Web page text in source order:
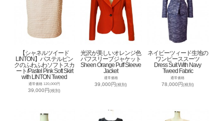
【シャネルツイード
LINTON】パステルピン
クのふわふわソフトスカ
ート/Pastel Pink Soft Skirt
with LINTON Tweed
通常価格 120,000円
39,000円(税別)
光沢が美しいオレンジ色
パフスリーブジャケット
Sheen Orange Puff Sleeve
Jacket
通常価格
39,000円(税別)
ネイビーツィード生地の
ワンピーススーツ
Dress Suit With Navy
Tweed Fabric
通常価格
78,000円(税別)